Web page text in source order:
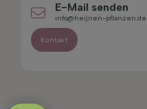
E-Mail senden
info@heijnen-pflanzen.de
Kontakt